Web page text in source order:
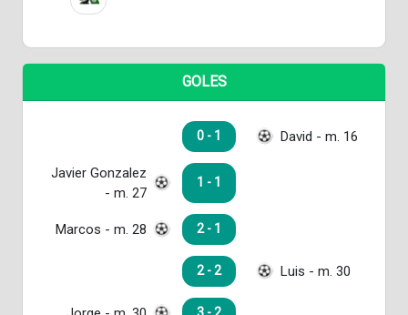
GOLES
0 - 1 David - m. 16
Javier Gonzalez
- m. 27
1 - 1
Marcos - m. 28 2 - 1
2 - 2 Luis - m. 30